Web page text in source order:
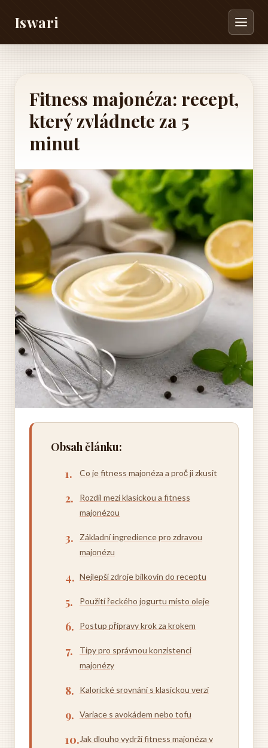
Iswari
Fitness majonéza: recept,
který zvládnete za 5
minut
Obsah článku:
Co je fitness majonéza a proč ji zkusit
Rozdíl mezi klasickou a fitness
majonézou
Základní ingredience pro zdravou
majonézu
Nejlepší zdroje bílkovin do receptu
Použití řeckého jogurtu místo oleje
Postup přípravy krok za krokem
Tipy pro správnou konzistenci
majonézy
Kalorické srovnání s klasickou verzí
Variace s avokádem nebo tofu
Jak dlouho vydrží fitness majonéza v